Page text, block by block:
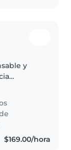
y
con
auxilios
Me
$169.00/hora